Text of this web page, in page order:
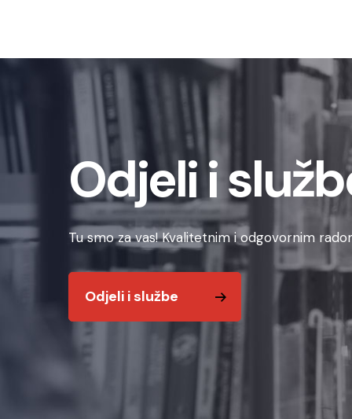
Odjeli i
Tu smo za vas! Kvalitetnim i odgovornim
Odjeli i službe